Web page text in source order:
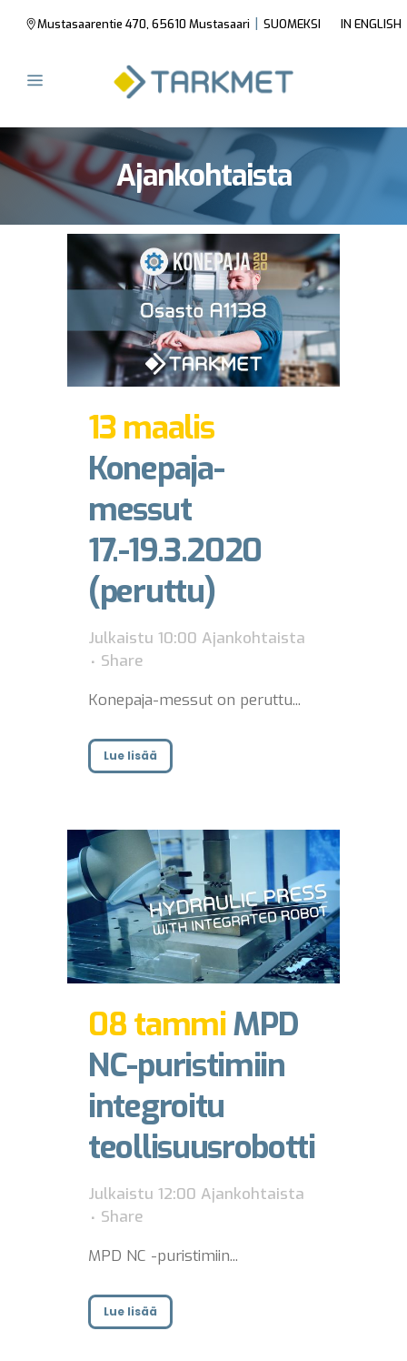
Mustasaarentie 470, 65610 Mustasaari | SUOMEKSI IN ENGLISH
Ajankohtaista
13 maalis
Konepaja-
messut
17.-19.3.2020
(peruttu)
Julkaistu 10:00 Ajankohtaista
Share
Konepaja-messut on peruttu...
Lue lisää
08 tammiMPD
NC-puristimiin
integroitu
teollisuusrobotti
Julkaistu 12:00 Ajankohtaista
Share
MPD NC -puristimiin...
Lue lisää